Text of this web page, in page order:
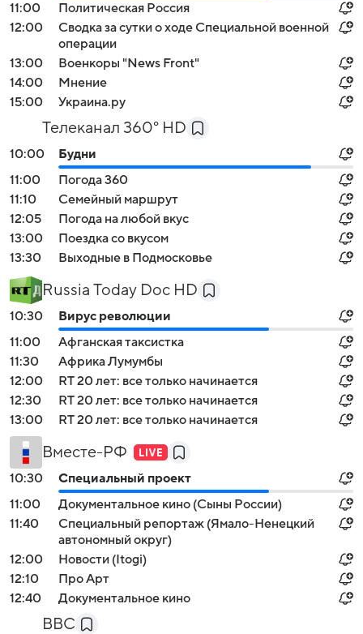
11:00
Политическая Россия
12:00
Сводка за сутки о ходе Специальной военной
операции
13:00
Военкоры "News Front"
14:00
Мнение
15:00
Украина.ру
Телеканал 360° HD
10:00
Будни
11:00
Погода 360
11:10
Семейный маршрут
12:05
Погода на любой вкус
13:00
Поездка со вкусом
13:30
Выходные в Подмосковье
Russia Today Doc HD
10:30
Вирус революции
11:00
Афганская таксистка
11:30
Африка Лумумбы
12:00
RT 20 лет: все только начинается
12:30
RT 20 лет: все только начинается
13:00
RT 20 лет: все только начинается
Вместе-РФ
10:30
Специальный проект
11:00
Документальное кино (Сыны России)
11:40
Специальный репортаж (Ямало-Ненецкий
автономный округ)
12:00
Новости (Itogi)
12:10
Про Арт
12:40
Документальное кино
BBC